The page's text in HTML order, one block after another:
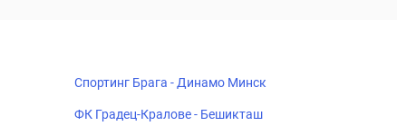
Спортинг Брага - Динамо Минск
ФК Градец-Кралове - Бешикташ